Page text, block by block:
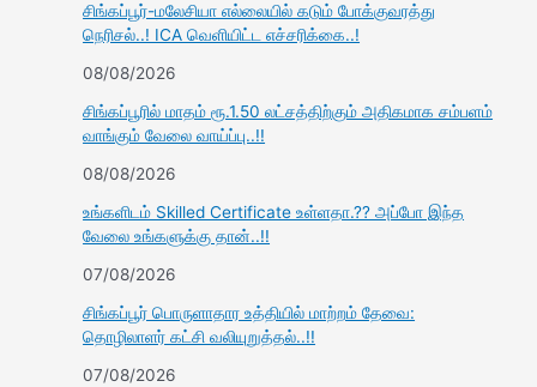
சிங்கப்பூர்-மலேசியா எல்லையில் கடும் போக்குவரத்து
நெரிசல்..! ICA வெளியிட்ட எச்சரிக்கை..!
08/08/2026
சிங்கப்பூரில் மாதம் ரூ.1.50 லட்சத்திற்கும் அதிகமாக சம்பளம்
வாங்கும் வேலை வாய்ப்பு..!!
08/08/2026
உங்களிடம் Skilled Certificate உள்ளதா.?? அப்போ இந்த
வேலை உங்களுக்கு தான்..!!
07/08/2026
சிங்கப்பூர் பொருளாதார உத்தியில் மாற்றம் தேவை:
தொழிலாளர் கட்சி வலியுறுத்தல்..!!
07/08/2026